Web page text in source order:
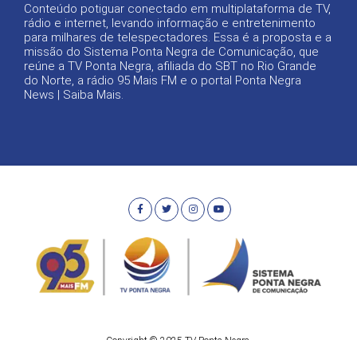
Conteúdo potiguar conectado em multiplataforma de TV,
rádio e internet, levando informação e entretenimento
para milhares de telespectadores. Essa é a proposta e a
missão do Sistema Ponta Negra de Comunicação, que
reúne a TV Ponta Negra, afiliada do SBT no Rio Grande
do Norte, a rádio 95 Mais FM e o portal Ponta Negra
News | Saiba Mais.